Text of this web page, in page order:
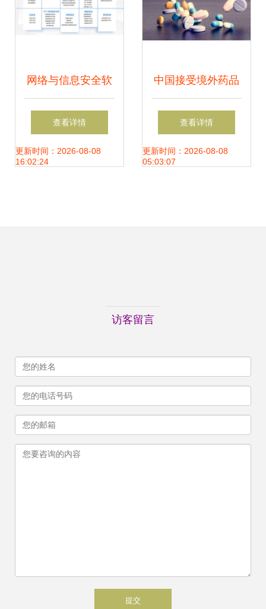
网络与信息安全软
件开发 构筑数字防
线的具体措施
查看详情
更新时间：2026-08-08
16:02:24
中国接受境外药品
临床试验数据 网络
信息安全软件开发
查看详情
更新时间：2026-08-08
05:03:07
访客留言